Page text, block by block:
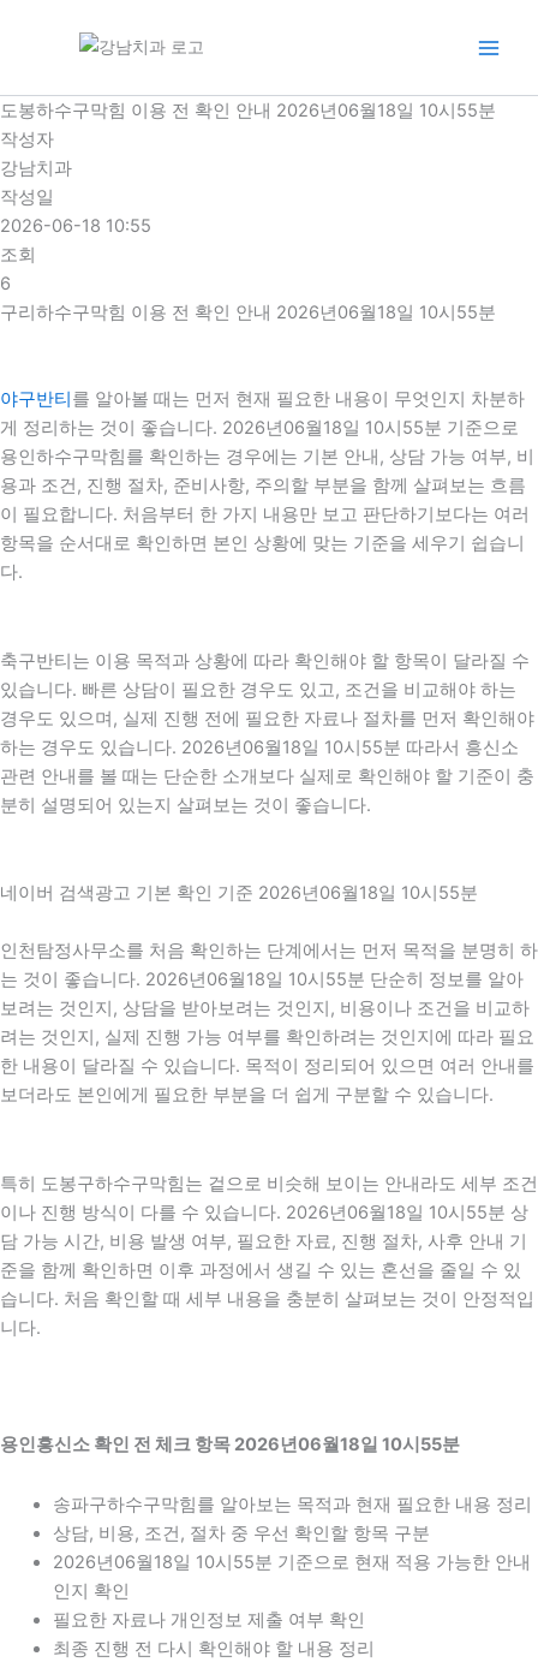
로
건
너
뛰
기
도봉하수구막힘 이용 전 확인 안내 2026년06월18일 10시55분
작성자
강남치과
작성일
2026-06-18 10:55
조회
6
구리하수구막힘 이용 전 확인 안내 2026년06월18일 10시55분
야구반티를 알아볼 때는 먼저 현재 필요한 내용이 무엇인지 차분하
게 정리하는 것이 좋습니다. 2026년06월18일 10시55분 기준으로
용인하수구막힘를 확인하는 경우에는 기본 안내, 상담 가능 여부, 비
용과 조건, 진행 절차, 준비사항, 주의할 부분을 함께 살펴보는 흐름
이 필요합니다. 처음부터 한 가지 내용만 보고 판단하기보다는 여러
항목을 순서대로 확인하면 본인 상황에 맞는 기준을 세우기 쉽습니
다.
축구반티는 이용 목적과 상황에 따라 확인해야 할 항목이 달라질 수
있습니다. 빠른 상담이 필요한 경우도 있고, 조건을 비교해야 하는
경우도 있으며, 실제 진행 전에 필요한 자료나 절차를 먼저 확인해야
하는 경우도 있습니다. 2026년06월18일 10시55분 따라서 흥신소
관련 안내를 볼 때는 단순한 소개보다 실제로 확인해야 할 기준이 충
분히 설명되어 있는지 살펴보는 것이 좋습니다.
네이버 검색광고 기본 확인 기준 2026년06월18일 10시55분
인천탐정사무소를 처음 확인하는 단계에서는 먼저 목적을 분명히 하
는 것이 좋습니다. 2026년06월18일 10시55분 단순히 정보를 알아
보려는 것인지, 상담을 받아보려는 것인지, 비용이나 조건을 비교하
려는 것인지, 실제 진행 가능 여부를 확인하려는 것인지에 따라 필요
한 내용이 달라질 수 있습니다. 목적이 정리되어 있으면 여러 안내를
보더라도 본인에게 필요한 부분을 더 쉽게 구분할 수 있습니다.
특히 도봉구하수구막힘는 겉으로 비슷해 보이는 안내라도 세부 조건
이나 진행 방식이 다를 수 있습니다. 2026년06월18일 10시55분 상
담 가능 시간, 비용 발생 여부, 필요한 자료, 진행 절차, 사후 안내 기
준을 함께 확인하면 이후 과정에서 생길 수 있는 혼선을 줄일 수 있
습니다. 처음 확인할 때 세부 내용을 충분히 살펴보는 것이 안정적입
니다.
용인흥신소 확인 전 체크 항목 2026년06월18일 10시55분
송파구하수구막힘를 알아보는 목적과 현재 필요한 내용 정리
상담, 비용, 조건, 절차 중 우선 확인할 항목 구분
2026년06월18일 10시55분 기준으로 현재 적용 가능한 안내
인지 확인
필요한 자료나 개인정보 제출 여부 확인
최종 진행 전 다시 확인해야 할 내용 정리